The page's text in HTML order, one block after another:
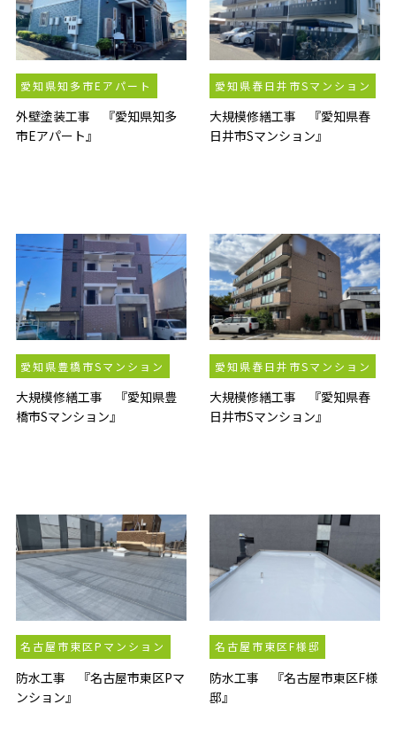
愛知県知多市Eアパート
外壁塗装工事 『愛知県知多
市Eアパート』
愛知県春日井市Sマンション
大規模修繕工事 『愛知県春
日井市Sマンション』
愛知県豊橋市Sマンション
大規模修繕工事 『愛知県豊
橋市Sマンション』
愛知県春日井市Sマンション
大規模修繕工事 『愛知県春
日井市Sマンション』
名古屋市東区Pマンション
防水工事 『名古屋市東区Pマ
ンション』
名古屋市東区F様邸
防水工事 『名古屋市東区F様
邸』